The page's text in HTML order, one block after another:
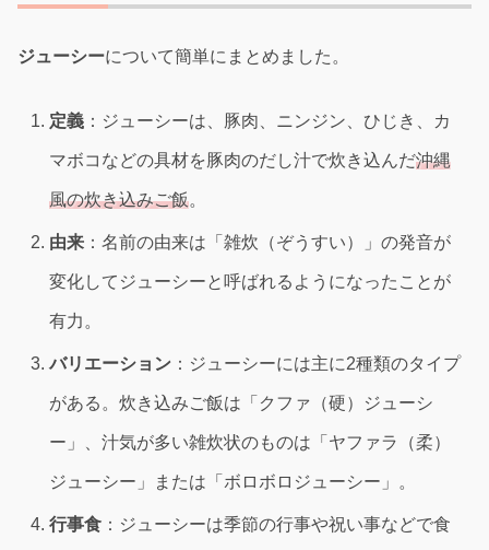
ジューシーについて簡単にまとめました。
定義 ：ジューシーは、豚肉、ニンジン、ひじき、カ
マボコなどの具材を豚肉のだし汁で炊き込んだ沖縄
風の炊き込みご飯。
由来 ：名前の由来は「雑炊（ぞうすい）」の発音が
変化してジューシーと呼ばれるようになったことが
有力。
バリエーション ：ジューシーには主に2種類のタイプ
がある。炊き込みご飯は「クファ（硬）ジューシ
ー」、汁気が多い雑炊状のものは「ヤファラ（柔）
ジューシー」または「ボロボロジューシー」。
行事食 ：ジューシーは季節の行事や祝い事などで食